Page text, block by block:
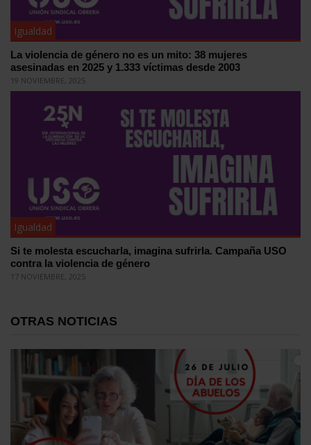
Igualdad
La violencia de género no es un mito: 38 mujeres
asesinadas en 2025 y 1.333 víctimas desde 2003
19 NOVIEMBRE, 2025
Igualdad
Si te molesta escucharla, imagina sufrirla. Campaña USO
contra la violencia de género
17 NOVIEMBRE, 2025
OTRAS NOTICIAS